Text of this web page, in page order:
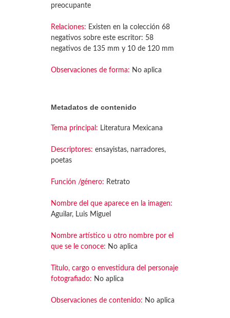
preocupante
Relaciones: Existen en la colección 68
negativos sobre este escritor: 58
negativos de 135 mm y 10 de 120 mm
Observaciones de forma: No aplica
Metadatos de contenido
Tema principal: Literatura Mexicana
Descriptores: ensayistas, narradores,
poetas
Función /género: Retrato
Nombre del que aparece en la imagen:
Aguilar, Luis Miguel
Nombre artístico u otro nombre por el
que se le conoce: No aplica
Título, cargo o envestidura del personaje
fotografiado: No aplica
Observaciones de contenido: No aplica